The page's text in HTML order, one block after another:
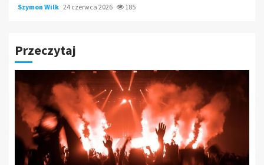
Szymon Wilk 24 czerwca 2026 185
Przeczytaj